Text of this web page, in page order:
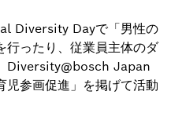
Diversity Dayで「男性の
行ったり、従業員主体のダ
Diversity@bosch Japan
児参画促進」を掲げて活動